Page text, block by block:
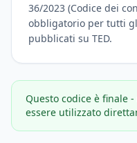
36/2023 (Codice dei
obbligatorio per tutti
pubblicati su TED.
Questo codice è finale
essere utilizzato